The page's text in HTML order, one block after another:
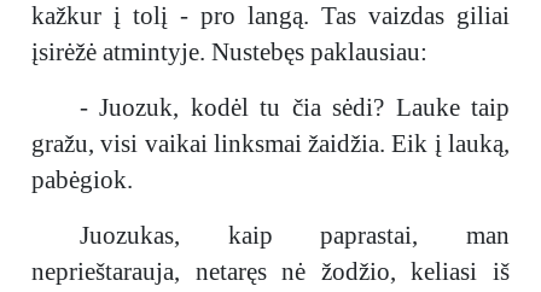
kažkur į tolį - pro langą. Tas vaizdas giliai
įsirėžė atmintyje. Nustebęs paklausiau:
- Juozuk, kodėl tu čia sėdi? Lauke taip
gražu, visi vaikai linksmai žaidžia. Eik į lauką,
pabėgiok.
Juozukas, kaip paprastai, man
neprieštarauja, netaręs nė žodžio, keliasi iš